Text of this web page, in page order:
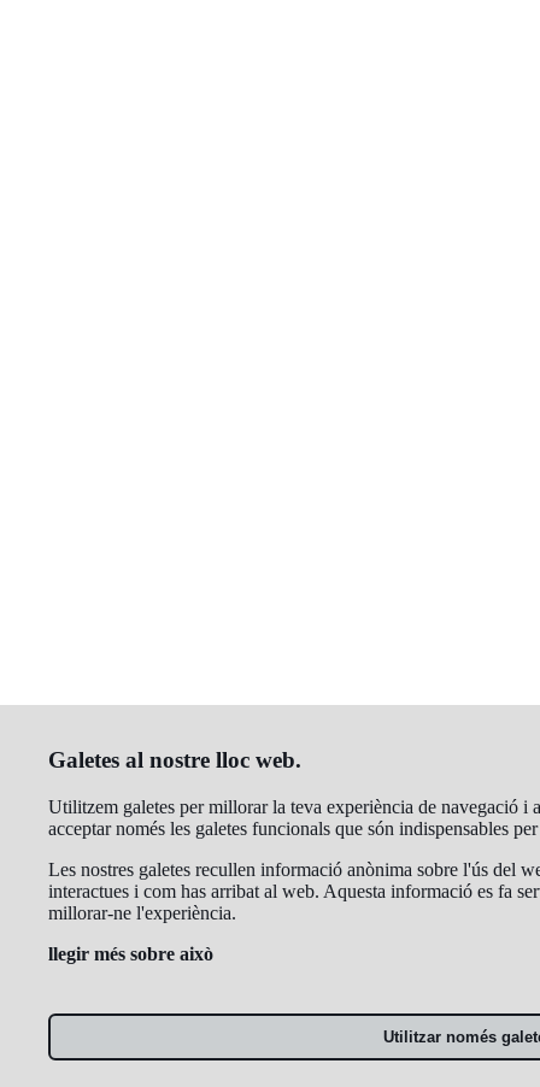
Galetes al nostre lloc web.
Utilitzem galetes per millorar la teva experiència de navegació i
acceptar només les galetes funcionals que són indispensables
Les nostres galetes recullen informació anònima sobre l'ús del
interactues i com has arribat al web. Aquesta informació es fa
millorar-ne l'experiència.
llegir més sobre això
Utilitzar només